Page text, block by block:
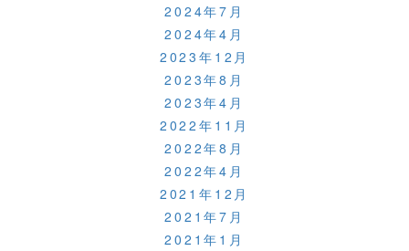
2024年7月
2024年4月
2023年12月
2023年8月
2023年4月
2022年11月
2022年8月
2022年4月
2021年12月
2021年7月
2021年1月